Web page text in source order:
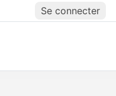
Se connecter